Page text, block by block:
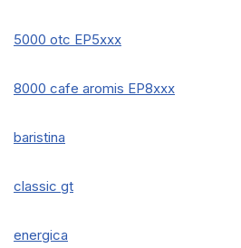
5000 otc EP5xxx
8000 cafe aromis EP8xxx
baristina
classic gt
energica